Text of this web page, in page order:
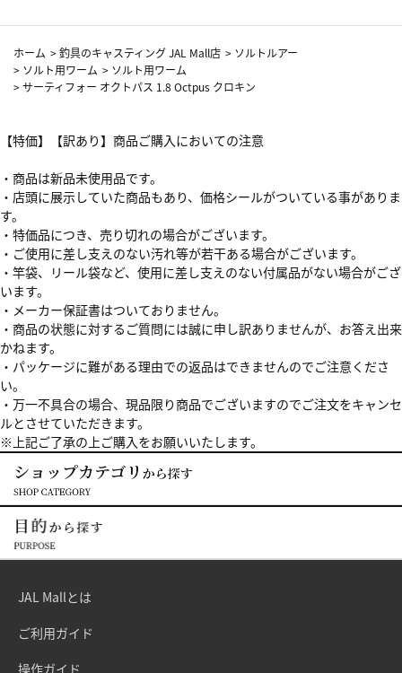
ホーム >釣具のキャスティング JAL Mall店 > ソルトルアー
> ソルト用ワーム > ソルト用ワーム
>サーティフォー オクトパス 1.8 Octpus クロキン
【特価】【訳あり】商品ご購入においての注意
・商品は新品未使用品です。
・店頭に展示していた商品もあり、価格シールがついている事がありま
す。
・特価品につき、売り切れの場合がございます。
・ご使用に差し支えのない汚れ等が若干ある場合がございます。
・竿袋、リール袋など、使用に差し支えのない付属品がない場合がござ
います。
・メーカー保証書はついておりません。
・商品の状態に対するご質問には誠に申し訳ありませんが、お答え出来
かねます。
・パッケージに難がある理由での返品はできませんのでご注意くださ
い。
・万一不具合の場合、現品限り商品でございますのでご注文をキャンセ
ルとさせていただきます。
※上記ご了承の上ご購入をお願いいたします。
JAL Mallとは
ご利用ガイド
操作ガイド